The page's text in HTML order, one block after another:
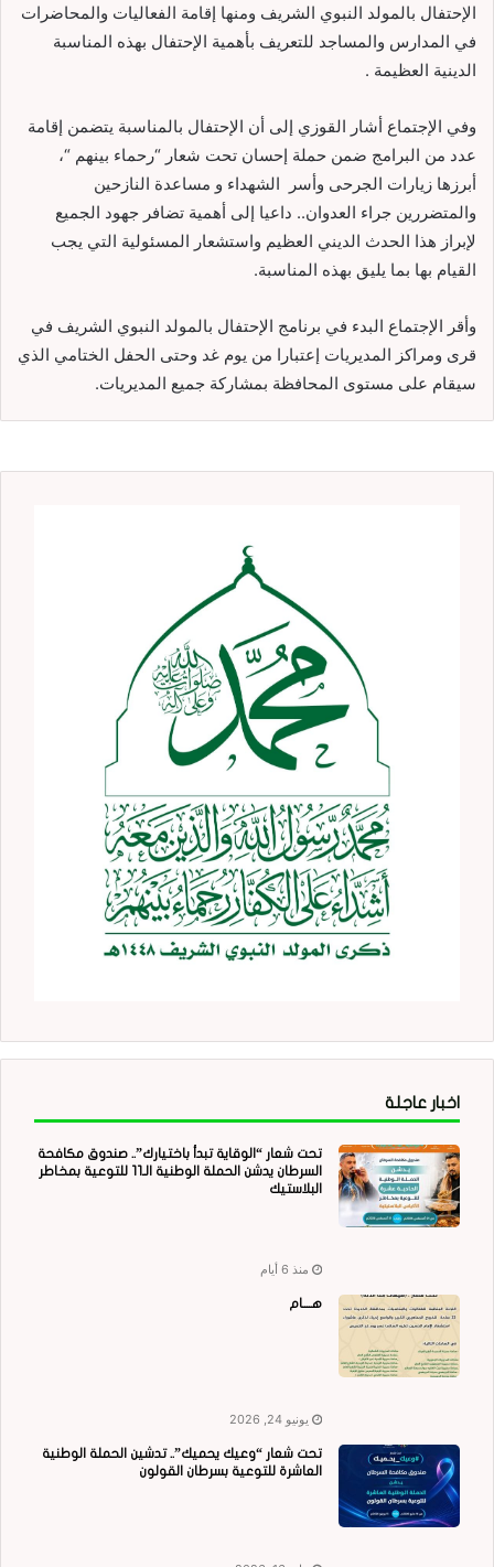
الإحتفال بالمولد النبوي الشريف ومنها إقامة الفعاليات والمحاضرات
في المدارس والمساجد للتعريف بأهمية الإحتفال بهذه المناسبة
الدينية العظيمة .
وفي الإجتماع أشار القوزي إلى أن الإحتفال بالمناسبة يتضمن إقامة
عدد من البرامج ضمن حملة إحسان تحت شعار “رحماء بينهم “،
أبرزها زيارات الجرحى وأسر الشهداء و مساعدة النازحين
والمتضررين جراء العدوان.. داعيا إلى أهمية تضافر جهود الجميع
لإبراز هذا الحدث الديني العظيم واستشعار المسئولية التي يجب
القيام بها بما يليق بهذه المناسبة.
وأقر الإجتماع البدء في برنامج الإحتفال بالمولد النبوي الشريف في
قرى ومراكز المديريات إعتبارا من يوم غد وحتى الحفل الختامي الذي
سيقام على مستوى المحافظة بمشاركة جميع المديريات.
اخبار عاجلة
تحت شعار “الوقاية تبدأ باختيارك”.. صندوق مكافحة
السرطان يدشن الحملة الوطنية الـ11 للتوعية بمخاطر
البلاستيك
منذ 6 أيام
هــــام
يونيو 24, 2026
تحت شعار “وعيك يحميك”.. تدشين الحملة الوطنية
العاشرة للتوعية بسرطان القولون